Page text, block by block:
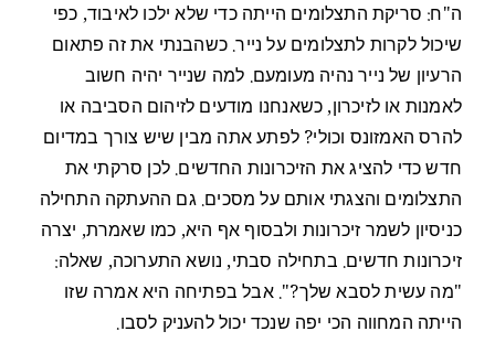
ה"ח: סריקת התצלומים הייתה כדי שלא ילכו לאיבוד, כפי
שיכול לקרות לתצלומים על נייר. כשהבנתי את זה פתאום
הרעיון של נייר נהיה מעומעם. למה שנייר יהיה חשוב
לאמנות או לזיכרון, כשאנחנו מודעים לזיהום הסביבה או
להרס האמזונס וכולי? לפתע אתה מבין שיש צורך במדיום
חדש כדי להציג את הזיכרונות החדשים. לכן סרקתי את
התצלומים והצגתי אותם על מסכים. גם ההעתקה התחילה
כניסיון לשמר זיכרונות ולבסוף אף היא, כמו שאמרת, יצרה
זיכרונות חדשים. בתחילה סבתי, נושא התערוכה, שאלה:
"מה עשית לסבא שלך?". אבל בפתיחה היא אמרה שזו
הייתה המחווה הכי יפה שנכד יכול להעניק לסבו.